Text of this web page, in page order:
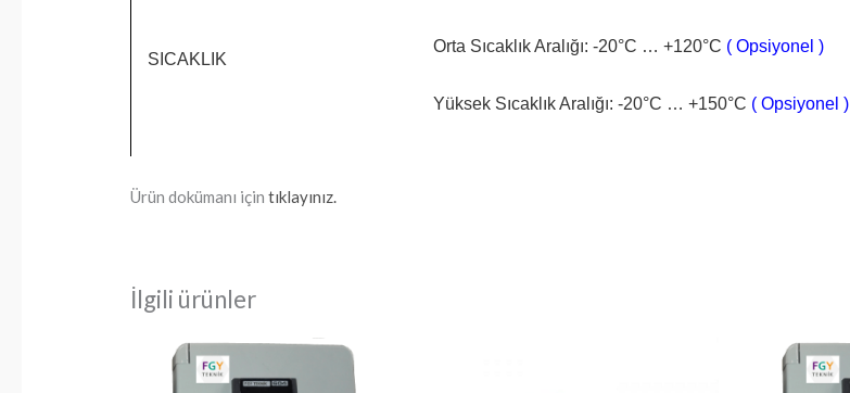
SICAKLIK
Orta Sıcaklık Aralığı: -20°C … +120°C ( Opsiyonel )
Yüksek Sıcaklık Aralığı: -20°C … +150°C ( Opsiyonel )
Ürün dokümanı içintıklayınız.
İlgili ürünler
Fiyat
€ 190,00
ürünün